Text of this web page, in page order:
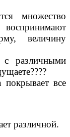
множество
величину
различными
все
различной.